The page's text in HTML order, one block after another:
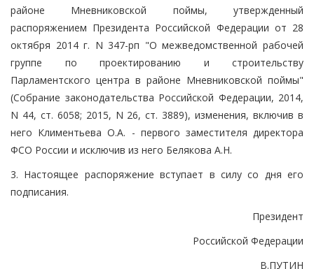
районе Мневниковской поймы, утвержденный
распоряжением Президента Российской Федерации от 28
октября 2014 г. N 347-рп "О межведомственной рабочей
группе по проектированию и строительству
Парламентского центра в районе Мневниковской поймы"
(Собрание законодательства Российской Федерации, 2014,
N 44, ст. 6058; 2015, N 26, ст. 3889), изменения, включив в
него Климентьева О.А. - первого заместителя директора
ФСО России и исключив из него Белякова А.Н.
3. Настоящее распоряжение вступает в силу со дня его
подписания.
Президент
Российской Федерации
В.ПУТИН